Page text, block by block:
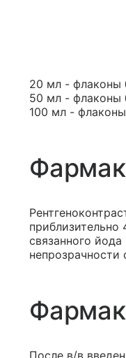
20 мл - флаконы
50 мл - флаконы
100 мл -
приблизительно
связанного
непрозрачности
После в/в